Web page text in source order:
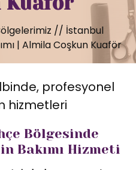
// İstanbul
| Almila Coşkun Kuaför
profesyonel
hizmetleri
Bölgesinde
Bakımı Hizmeti